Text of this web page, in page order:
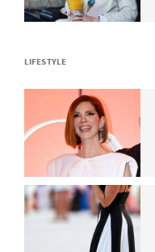
LIFESTYLE